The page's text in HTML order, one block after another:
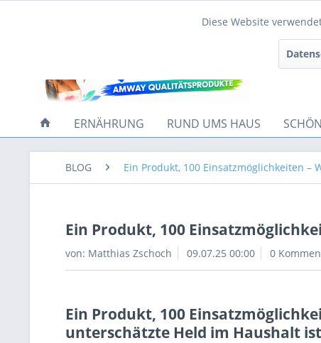
ERNÄHRUNG RUND UMS HAUS
BLOG Ein Produkt, 100 Einsatzmöglichkeiten
Ein Produkt, 100
von: Matthias Zschoch 09.07.25 00:00 0
Ein Produkt, 100
unterschätzte Held im Haushalt ist
Diese Website